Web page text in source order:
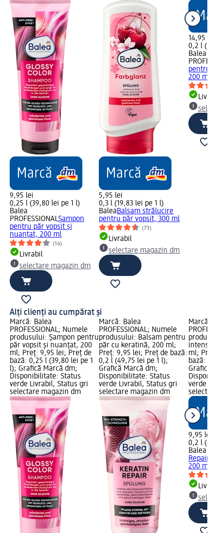
9,95 lei
0,25 l (39,80 lei pe 1 l)
Balea
PROFESSIONALȘampon
pentru păr vopsit și
nuanțat, 200 ml
(14)
Livrabil
selectare magazin dm
5,95 lei
0,3 l (19,83 lei pe 1 l)
BaleaBalsam strălucire
pentru păr vopsit, 300 ml
(73)
Livrabil
selectare magazin dm
14,95 lei
0,2 l
Balea
pentru
200 ml
Alți clienți au cumpărat și
Marcă: Balea
PROFESSIONAL; Numele
produsului: Șampon pentru
păr vopsit și nuanțat, 200
ml; Preț: 9,95 lei; Preț de
bază: 0,25 l (39,80 lei pe 1
l); Grafică Marcă dm;
Disponibilitate: Status
verde Livrabil, Status gri
selectare magazin dm
Marcă: Balea
PROFESSIONAL; Numele
produsului: Balsam pentru
păr cu keratină, 200 ml;
Preț: 9,95 lei; Preț de bază:
0,2 l (49,75 lei pe 1 l);
Grafică Marcă dm;
Disponibilitate: Status
verde Livrabil, Status gri
selectare magazin dm
Marcă:
intensiv
ml;
bază:
Grafică
verde
9,95 lei
0,2 l
Balea
Repair
200 ml